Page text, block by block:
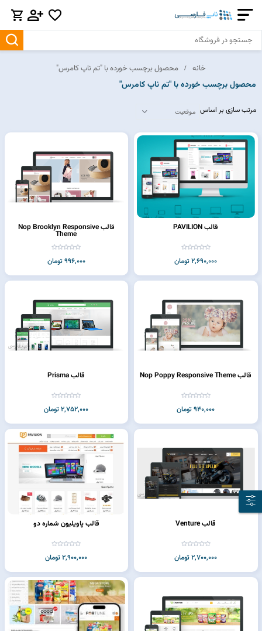
خانه محصول برچسب خورده با "تم ناپ کامرس"
محصول برچسب خورده با "تم ناپ کامرس"
مرتب سازی بر اساس
قالب PAVILION
2,690,000 تومان
قالب Nop Brooklyn Responsive
Theme
996,000 تومان
قالب Nop Poppy Responsive Theme
940,000 تومان
قالب Prisma
2,752,000 تومان
قالب Venture
2,700,000 تومان
قالب پاویلیون شماره دو
2,900,000 تومان